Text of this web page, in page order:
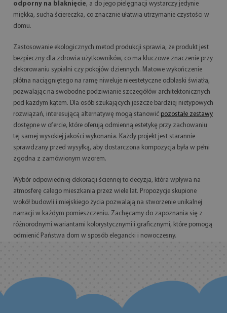
odporny na blaknięcie, a do jego pielęgnacji wystarczy jedynie
miękka, sucha ściereczka, co znacznie ułatwia utrzymanie czystości w
domu.
Zastosowanie ekologicznych metod produkcji sprawia, że produkt jest
bezpieczny dla zdrowia użytkowników, co ma kluczowe znaczenie przy
dekorowaniu sypialni czy pokojów dziennych. Matowe wykończenie
płótna naciągniętego na ramę niweluje nieestetyczne odblaski światła,
pozwalając na swobodne podziwianie szczegółów architektonicznych
pod każdym kątem. Dla osób szukających jeszcze bardziej nietypowych
rozwiązań, interesującą alternatywę mogą stanowić pozostałe zestawy
dostępne w ofercie, które oferują odmienną estetykę przy zachowaniu
tej samej wysokiej jakości wykonania. Każdy projekt jest starannie
sprawdzany przed wysyłką, aby dostarczona kompozycja była w pełni
zgodna z zamówionym wzorem.
Wybór odpowiedniej dekoracji ściennej to decyzja, która wpływa na
atmosferę całego mieszkania przez wiele lat. Propozycje skupione
wokół budowli i miejskiego życia pozwalają na stworzenie unikalnej
narracji w każdym pomieszczeniu. Zachęcamy do zapoznania się z
różnorodnymi wariantami kolorystycznymi i graficznymi, które pomogą
odmienić Państwa dom w sposób elegancki i nowoczesny.